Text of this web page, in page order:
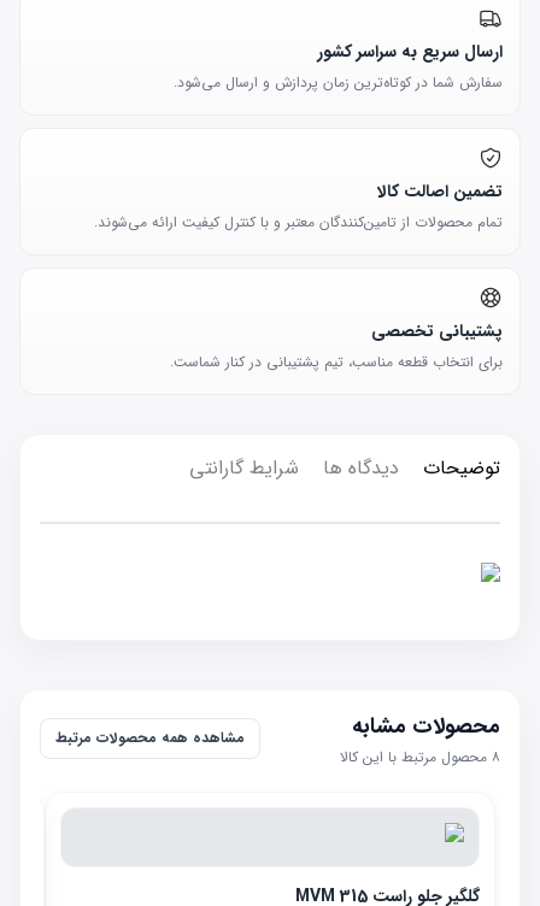
ارسال سریع به سراسر کشور
سفارش شما در کوتاه‌ترین زمان پردازش و ارسال می‌شود.
تضمین اصالت کالا
تمام محصولات از تامین‌کنندگان معتبر و با کنترل کیفیت ارائه می‌شوند.
پشتیبانی تخصصی
برای انتخاب قطعه مناسب، تیم پشتیبانی در کنار شماست.
توضیحات دیدگاه ها شرایط گارانتی
محصولات مشابه
۸ محصول مرتبط با این کالا
مشاهده همه محصولات مرتبط
گلگیر جلو راست MVM 315